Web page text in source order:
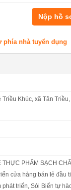
Nộp hồ
nhà tuyển dụng
Khúc, xã Tân
PHẨM SẠCH
cửa hàng bán lẻ đầu
triển, Sói Biển tự